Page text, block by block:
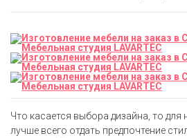
Что касается выбора дизайна, то
лучше всего отдать предпочтение